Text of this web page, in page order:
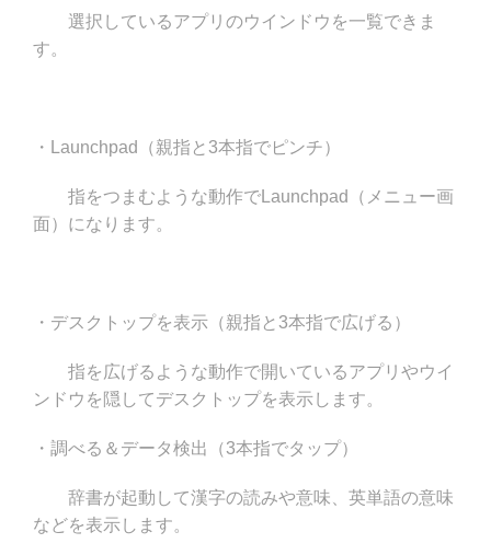
選択しているアプリのウインドウを一覧できま
す。
・Launchpad（親指と3本指でピンチ）
指をつまむような動作でLaunchpad（メニュー画
面）になります。
・デスクトップを表示（親指と3本指で広げる）
指を広げるような動作で開いているアプリやウイ
ンドウを隠してデスクトップを表示します。
・調べる＆データ検出（3本指でタップ）
辞書が起動して漢字の読みや意味、英単語の意味
などを表示します。